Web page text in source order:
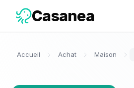
Casanea
Accueil Achat Maison